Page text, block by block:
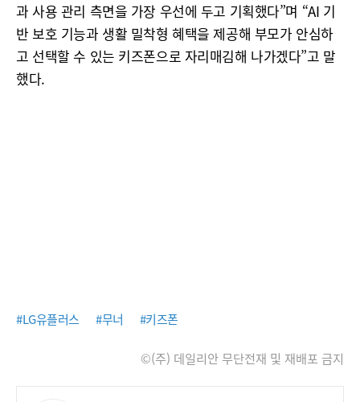
과 사용 관리 측면을 가장 우선에 두고 기획했다”며 “AI 기
반 보호 기능과 생활 밀착형 혜택을 제공해 부모가 안심하
고 선택할 수 있는 키즈폰으로 자리매김해 나가겠다”고 말
했다.
#LG유플러스 #무너 #키즈폰
©(주) 데일리안 무단전재 및 재배포 금지